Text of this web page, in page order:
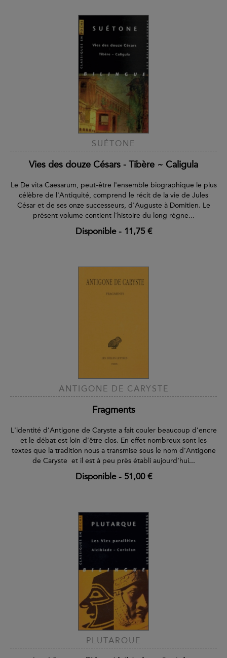
SUÉTONE
Vies des douze Césars - Tibère ~ Caligula
Le De vita Caesarum, peut-être l'ensemble biographique le plus
célèbre de l'Antiquité, comprend le récit de la vie de Jules
César et de ses onze successeurs, d'Auguste à Domitien. Le
présent volume contient l'histoire du long règne...
Disponible- 11,75 €
ANTIGONE DE CARYSTE
Fragments
L'identité d’Antigone de Caryste a fait couler beaucoup d’encre
et le débat est loin d’être clos. En effet nombreux sont les
textes que la tradition nous a transmise sous le nom d’Antigone
de Caryste et il est à peu près établi aujourd’hui...
Disponible- 51,00 €
PLUTARQUE